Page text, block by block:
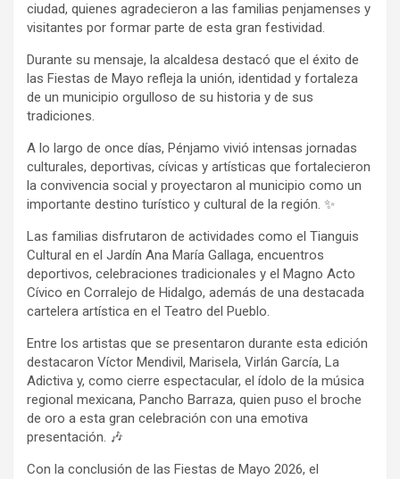
ciudad, quienes agradecieron a las familias penjamenses y
visitantes por formar parte de esta gran festividad.
Durante su mensaje, la alcaldesa destacó que el éxito de
las Fiestas de Mayo refleja la unión, identidad y fortaleza
de un municipio orgulloso de su historia y de sus
tradiciones.
A lo largo de once días, Pénjamo vivió intensas jornadas
culturales, deportivas, cívicas y artísticas que fortalecieron
la convivencia social y proyectaron al municipio como un
importante destino turístico y cultural de la región. ✨
Las familias disfrutaron de actividades como el Tianguis
Cultural en el Jardín Ana María Gallaga, encuentros
deportivos, celebraciones tradicionales y el Magno Acto
Cívico en Corralejo de Hidalgo, además de una destacada
cartelera artística en el Teatro del Pueblo.
Entre los artistas que se presentaron durante esta edición
destacaron Víctor Mendivil, Marisela, Virlán García, La
Adictiva y, como cierre espectacular, el ídolo de la música
regional mexicana, Pancho Barraza, quien puso el broche
de oro a esta gran celebración con una emotiva
presentación. 🎶
Con la conclusión de las Fiestas de Mayo 2026, el